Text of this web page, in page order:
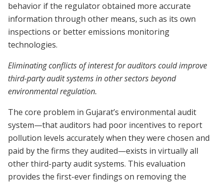
behavior if the regulator obtained more accurate
information through other means, such as its own
inspections or better emissions monitoring
technologies.
Eliminating conflicts of interest for auditors could improve
third-party audit systems in other sectors beyond
environmental regulation.
The core problem in Gujarat’s environmental audit
system—that auditors had poor incentives to report
pollution levels accurately when they were chosen and
paid by the firms they audited—exists in virtually all
other third-party audit systems. This evaluation
provides the first-ever findings on removing the